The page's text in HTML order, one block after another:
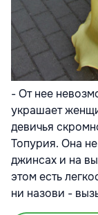
- От нее
украшает
девичья
Топурия. Она
джинсах и на
этом есть
ни назови -